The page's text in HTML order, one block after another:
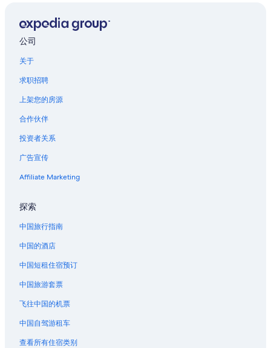
公司
关于
求职招聘
上架您的房源
合作伙伴
投资者关系
广告宣传
Affiliate Marketing
探索
中国旅行指南
中国的酒店
中国短租住宿预订
中国旅游套票
飞往中国的机票
中国自驾游租车
查看所有住宿类别